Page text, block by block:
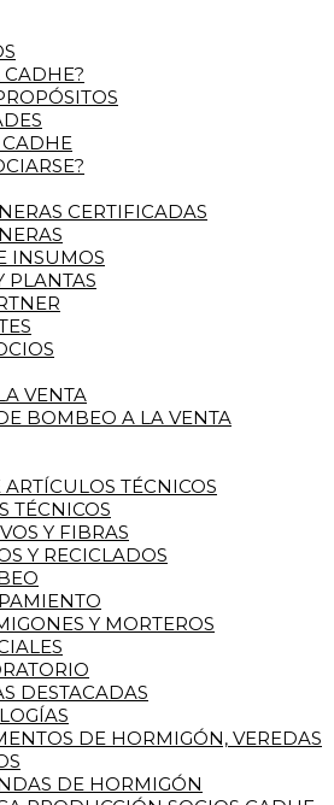
CADHE?
CADHE
CERTIFICADAS
INSUMOS
PLANTAS
VENTA
BOMBEO A LA VENTA
TÉCNICOS
TÉCNICOS
Y FIBRAS
Y RECICLADOS
Y MORTEROS
DESTACADAS
DE HORMIGÓN, VEREDAS
DE HORMIGÓN